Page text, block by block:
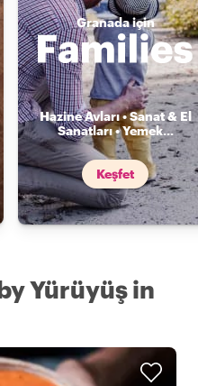
Granada için
Hazine Avları • Sanat & El
Sanatları • Yemek...
Keşfet
Yürüyüş in